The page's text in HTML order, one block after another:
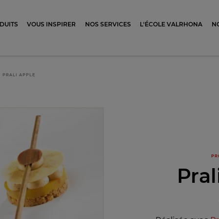
VOUS INSPIRER NOS SERVICES L'ÉCOLE VALRHONA
PRALI APPLE